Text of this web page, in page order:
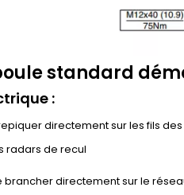
standard
:
directement sur les fils
radars de recul
brancher directement sur le